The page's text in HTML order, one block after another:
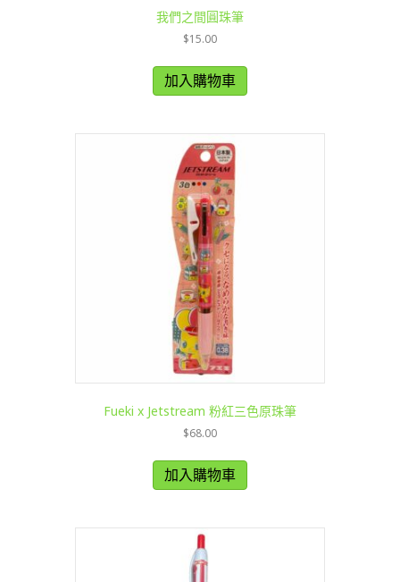
我們之間圓珠筆
$15.00
加入購物車
Fueki x Jetstream 粉紅三色原珠筆
$68.00
加入購物車